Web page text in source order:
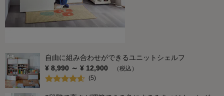
自由に組み合わせができるユニットシェルフ
¥ 8,990 ～ ¥ 12,900
（税込）
(5)